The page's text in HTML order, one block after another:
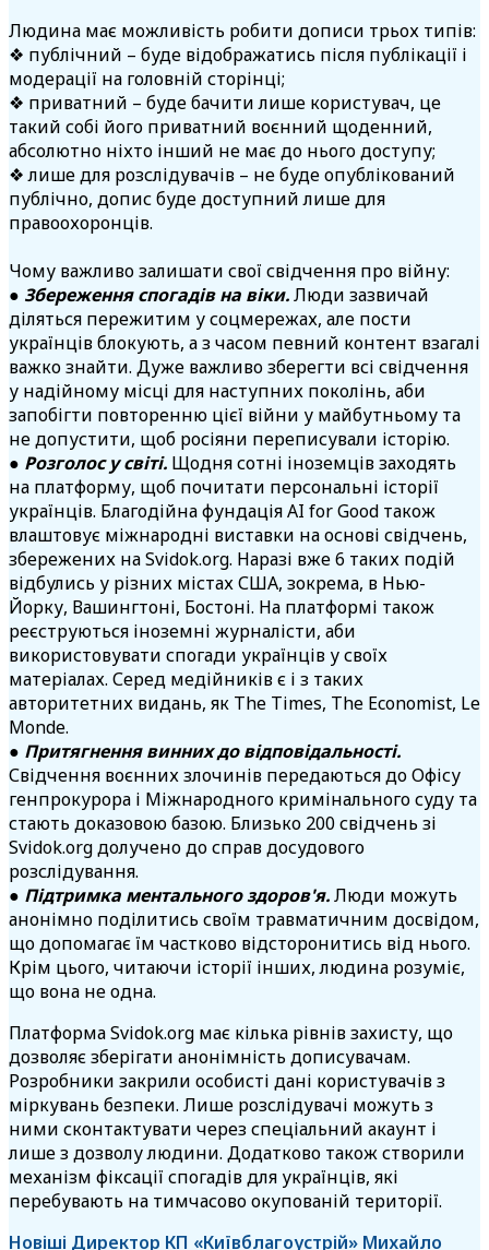
Людина має можливість робити дописи трьох типів:
❖ публічний – буде відображатись після публікації і
модерації на головній сторінці;
❖ приватний – буде бачити лише користувач, це
такий собі його приватний воєнний щоденний,
абсолютно ніхто інший не має до нього доступу;
❖лише для розслідувачів – не буде опублікований
публічно, допис буде доступний лише для
правоохоронців.
Чому важливо залишати свої свідчення про війну:
● Збереження спогадів на віки.Люди зазвичай
діляться пережитим у соцмережах, але пости
українців блокують, а з часом певний контент взагалі
важко знайти. Дуже важливо зберегти всі свідчення
у надійному місці для наступних поколінь, аби
запобігти повторенню цієї війни у майбутньому та
не допустити, щоб росіяни переписували історію.
● Розголос у світі. Щодня сотні іноземців заходять
на платформу, щоб почитати персональні історії
українців. Благодійна фундація AI for Good також
влаштовує міжнародні виставки на основі свідчень,
збережених на Svidok.org. Наразі вже 6 таких подій
відбулись у різних містах США, зокрема, в Нью-
Йорку, Вашингтоні, Бостоні. На платформі також
реєструються іноземні журналісти, аби
використовувати спогади українців у своїх
матеріалах. Серед медійників є і з таких
авторитетних видань, як The Times, The Economist, Le
Monde.
● Притягнення винних до відповідальності.
Свідчення воєнних злочинів передаються до Офісу
генпрокурора і Міжнародного кримінального суду та
стають доказовою базою. Близько 200 свідчень зі
Svidok.org долучено до справ досудового
розслідування.
● Підтримка ментального здоров'я.Люди можуть
анонімно поділитись своїм травматичним досвідом,
що допомагає їм частково відсторонитись від нього.
Крім цього, читаючи історії інших, людина розуміє,
що вона не одна.
Платформа Svidok.org має кілька рівнів захисту, що
дозволяє зберігати анонімність дописувачам.
Розробники закрили особисті дані користувачів з
міркувань безпеки. Лише розслідувачі можуть з
ними сконтактувати через спеціальний акаунт і
лише з дозволу людини. Додатково також створили
механізм фіксації спогадів для українців, які
перебувають на тимчасово окупованій території.
Новіші Директор КП «Київблагоустрій» Михайло